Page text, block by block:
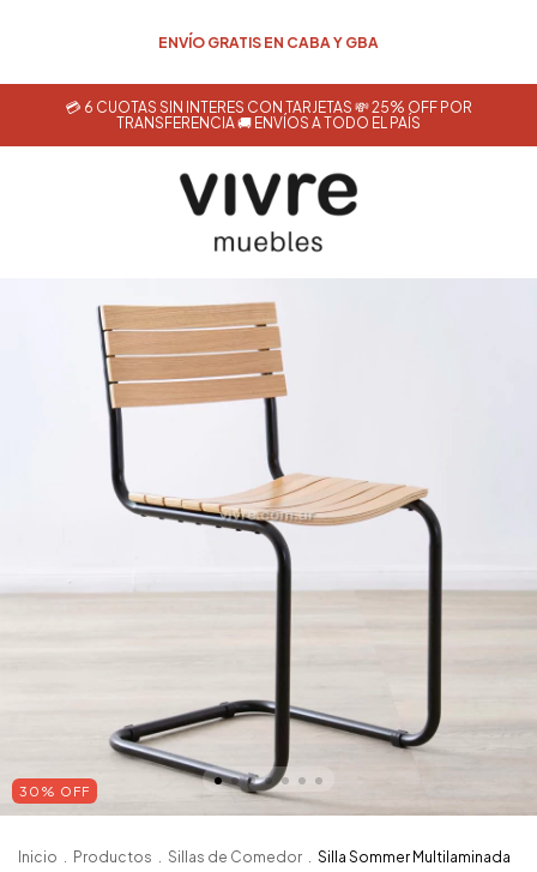
💳 6 CUOTAS SIN INTERÉS CON TARJETAS 💸 25% OFF POR
TRANSFERENCIA 🚚 ENVÍOS A TODO EL PAÍS
30 % OFF
Inicio . Productos . Sillas de Comedor . Silla Sommer Multilaminada